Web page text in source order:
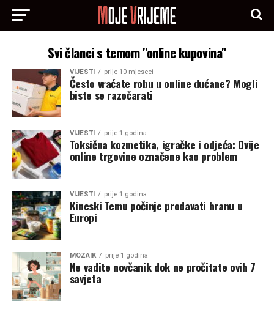
Svi članci s temom "online kupovina"
VIJESTI prije 10 mjeseci
Često vraćate robu u online dućane? Mogli
biste se razočarati
VIJESTI prije 1 godina
Toksična kozmetika, igračke i odjeća: Dvije
online trgovine označene kao problem
VIJESTI prije 1 godina
Kineski Temu počinje prodavati hranu u
Europi
MOZAIK prije 1 godina
Ne vadite novčanik dok ne pročitate ovih 7
savjeta